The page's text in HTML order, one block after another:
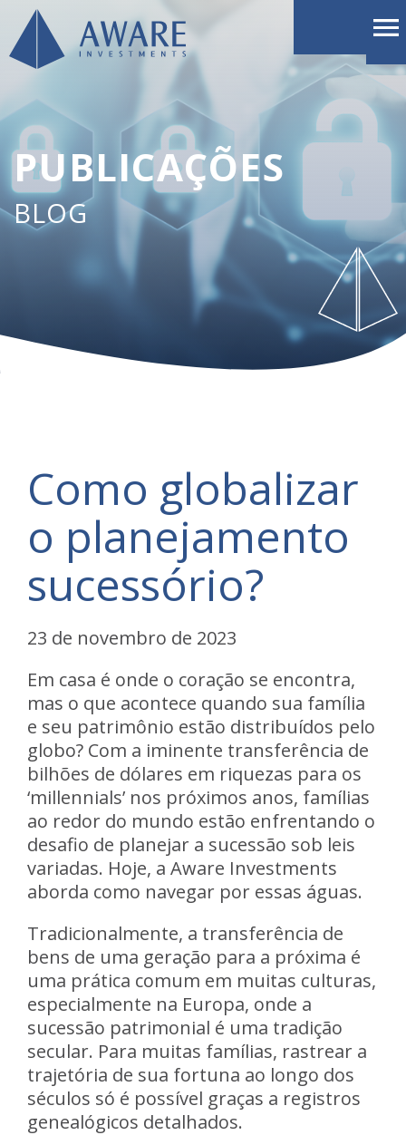
PUBLICAÇÕES
BLOG
Como globalizar
o planejamento
sucessório?
23 de novembro de 2023
Em casa é onde o coração se encontra,
mas o que acontece quando sua família
e seu patrimônio estão distribuídos pelo
globo? Com a iminente transferência de
bilhões de dólares em riquezas para os
‘millennials’ nos próximos anos, famílias
ao redor do mundo estão enfrentando o
desafio de planejar a sucessão sob leis
variadas. Hoje, a Aware Investments
aborda como navegar por essas águas.
Tradicionalmente, a transferência de
bens de uma geração para a próxima é
uma prática comum em muitas culturas,
especialmente na Europa, onde a
sucessão patrimonial é uma tradição
secular. Para muitas famílias, rastrear a
trajetória de sua fortuna ao longo dos
séculos só é possível graças a registros
genealógicos detalhados.